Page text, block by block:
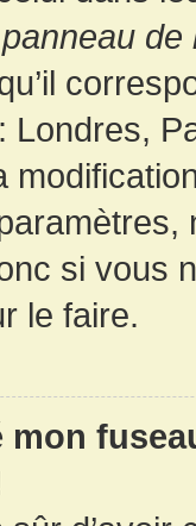
panneau de
Londres,
si vous
le faire.
mon